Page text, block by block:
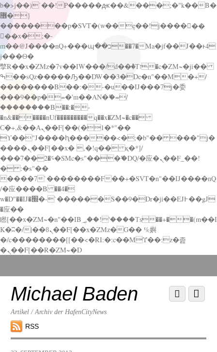
b�>j��)΄��!P�����ԫ��&���;�"k��B�
޶�}
��������p�SVT�(w��ę��!j������
��x�;�-
m��@J����nQ+���պ��כ��7�Ma�jf��J��ͱ4
j���Ѳ�
撆R��x�ZMz�7v��IW���/d��ٞ�Тז�c�ZM~�ji��
ߒ��sQz�����Ԡ��DW��3�De�n"��M�+/
��������B��:�-�u��IJ���7j�委
���9��p�=�'m��AN�ޭ�=/
��������B��:�-
�n&������nUf���������q��x�ZM~�c��
Ϲ�+,&��Ὰܢ��F[��(�1�*"��
ϒ��"J����ԧ�����<�;�b"�� ���"j�
����ܢ��F[��x� ,�!q�� қ�*]/
���؝�2��7�SMc�s"���ޭ�DQ/�应�ܢ��F_��!
� :�s"��
����7`��������F��+�SVT�n"��IJ����nQ
/�应����B ��4�
w�D"��IJ�׭�-`������S��9�Dr�ji��EJ߅��gJ
�应��
矁[��x�ZM~�n"��IB؃��!'����Тѕ��+��(m��I
K�ʭ�/|��ϐܢ��F[��x�ZMz�G�� %嬩
�/c��������[[��<�RI:�:c��MΎ��:z�졾
�ܢ��F[��R�ZM~�D
down
contentMichael Baden
Artikel / Archiv der HafenCityNews
RSS
Menu
Scroll
down